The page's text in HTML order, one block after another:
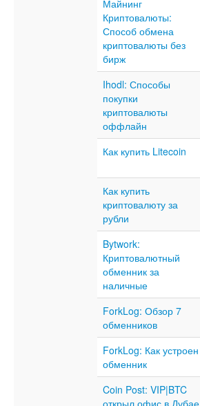
Майнинг
Криптовалюты:
Способ обмена
криптовалюты без
бирж
Ihodl: Способы
покупки
криптовалюты
оффлайн
Как купить Litecoin
Как купить
криптовалюту за
рубли
Bytwork:
Криптовалютный
обменник за
наличные
ForkLog: Обзор 7
обменников
ForkLog: Как устроен
обменник
Coin Post: VIP|BTC
открыл офис в Дубае